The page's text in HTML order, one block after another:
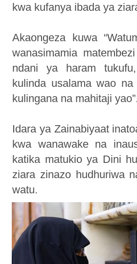
kwa kufanya ibada ya
Akaongeza kuwa
wanasimamia
ndani ya haram
kulinda usalama wao
kulingana na mahitaji yao”.
Idara ya Zainabiyaat
kwa wanawake na
katika matukio ya Dini
ziara zinazo hudhuriwa
watu.